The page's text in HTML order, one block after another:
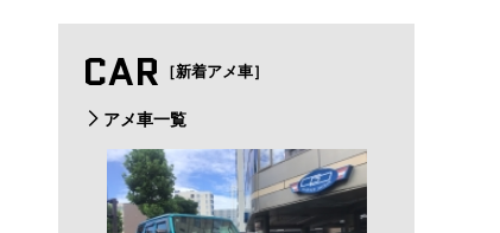
CAR ［新着アメ車］
アメ車一覧